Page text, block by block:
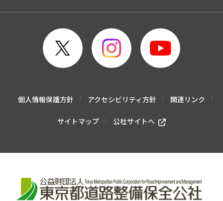
個人情報保護方針 アクセシビリティ方針 関連リンク
サイトマップ 公社サイトへ